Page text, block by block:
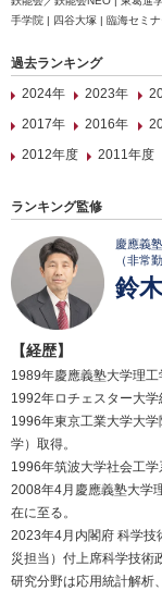
手学院 | 四谷大塚 | 臨海セミ
過去ランキング
2024年
2023年
2017年
2016年
2012年度
2011年度
ランキング監修
慶應義
（非常勤
鈴
【経歴】
1989年慶應義塾大学理工
1992年ロチェスター大学
1996年東京工業大学大
学）取得。
1996年筑波大学社会工学
2008年4月慶應義塾大学
在に至る。
2023年4月内閣府 科学技
災担当）付上席科学技術
研究分野は応用統計解析